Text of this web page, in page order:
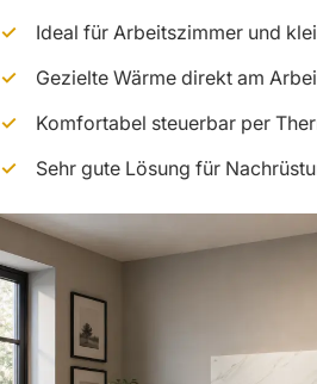
Ideal für Arbeitszimmer und
Gezielte Wärme direkt am
Komfortabel steuerbar per
Sehr gute Lösung für